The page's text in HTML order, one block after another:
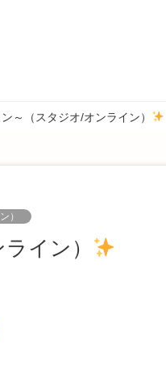
～（スタジオ/オンライン）
）
イン）